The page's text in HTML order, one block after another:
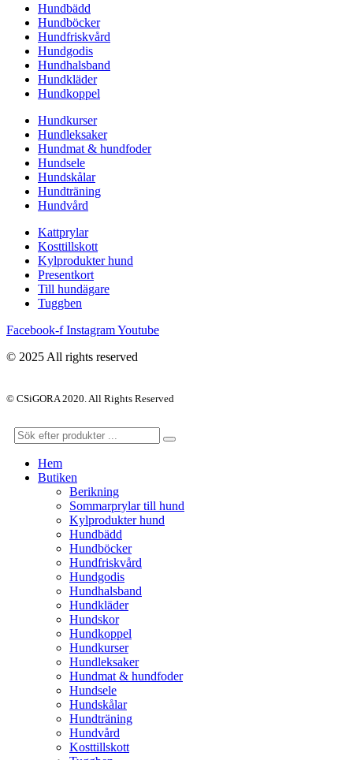
Hundbädd
Hundböcker
Hundfriskvård
Hundgodis
Hundhalsband
Hundkläder
Hundkoppel
Hundkurser
Hundleksaker
Hundmat & hundfoder
Hundsele
Hundskålar
Hundträning
Hundvård
Kattprylar
Kosttillskott
Kylprodukter hund
Presentkort
Till hundägare
Tuggben
Facebook-f InstagramYoutube
© 2025 All rights reserved
© CSiGORA 2020. All Rights Reserved
Hem
Butiken
Berikning
Sommarprylar till hund
Kylprodukter hund
Hundbädd
Hundböcker
Hundfriskvård
Hundgodis
Hundhalsband
Hundkläder
Hundskor
Hundkoppel
Hundkurser
Hundleksaker
Hundmat & hundfoder
Hundsele
Hundskålar
Hundträning
Hundvård
Kosttillskott